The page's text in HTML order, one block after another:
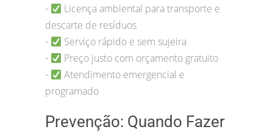
•
Licença ambiental para transporte e
descarte de resíduos
• Serviço rápido e sem sujeira
• Preço justo com orçamento gratuito
•
Atendimento emergencial e
programado
Prevenção: Quando Fazer